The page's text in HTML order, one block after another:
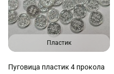
Пластик
Пуговица пластик 4 прокола